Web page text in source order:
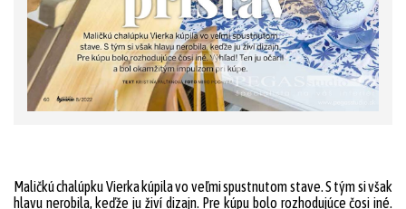
Maličkú chalúpku Vierka kúpila vo veľmi spustnutom stave. S tým si však
hlavu nerobila, keďže ju živí dizajn. Pre kúpu bolo rozhodujúce čosi iné.